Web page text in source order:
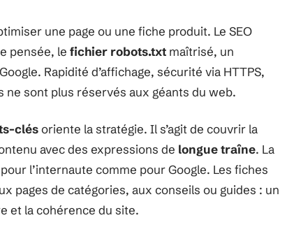
une page ou une fiche produit. Le SEO
pensée, le fichier robots.txt maîtrisé, un
Rapidité d’affichage, sécurité via HTTPS,
ne sont plus réservés aux géants du web.
clésoriente la stratégie. Il s’agit de couvrir la
avec des expressions de longue traîne. La
l’internaute comme pour Google. Les fiches
pages de catégories, aux conseils ou guides : un
et la cohérence du site.